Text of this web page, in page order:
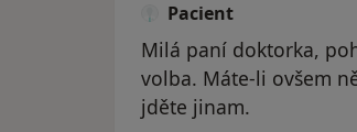
Pacient
Milá paní doktorka,
volba. Máte-li ovšem
jděte jinam.